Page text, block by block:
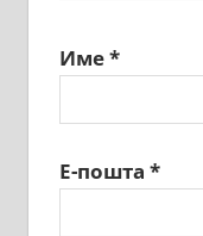
Име*
Е-пошта *